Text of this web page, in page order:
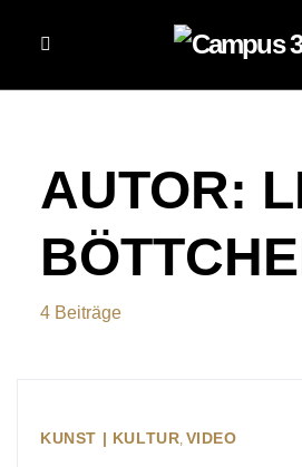
AUTOR:
4 Beiträge
KUNST | KULTUR VIDEO